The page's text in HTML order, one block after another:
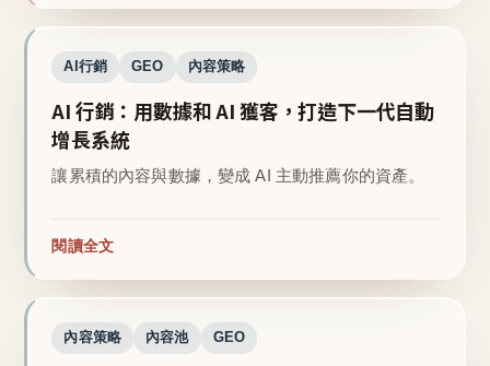
AI行銷 GEO 內容策略
AI 行銷：用數據和 AI 獲客，打造下一代自動
增長系統
讓累積的內容與數據，變成 AI 主動推薦你的資產。
閱讀全文
內容策略 內容池 GEO